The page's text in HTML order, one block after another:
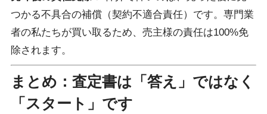
つかる不具合の補償（契約不適合責任）です。専門業
者の私たちが買い取るため、売主様の責任は100%免
除されます。
まとめ：査定書は「答え」ではなく
「スタート」です